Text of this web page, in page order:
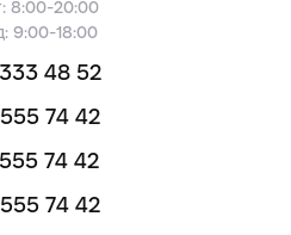
8:00-20:00
9:00-18:00
48 52
74 42
74 42
74 42